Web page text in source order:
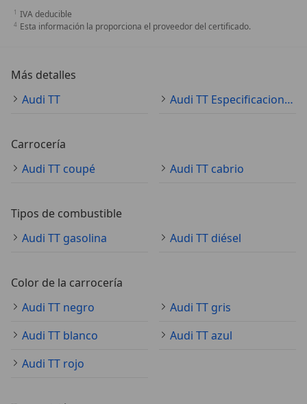
IVA deducible
Esta información la proporciona el proveedor del certificado.
Más detalles
Audi TT
Audi TT Especificaciones técnicas
Carrocería
Audi TT coupé
Audi TT cabrio
Tipos de combustible
Audi TT gasolina
Audi TT diésel
Color de la carrocería
Audi TT negro
Audi TT gris
Audi TT blanco
Audi TT azul
Audi TT rojo